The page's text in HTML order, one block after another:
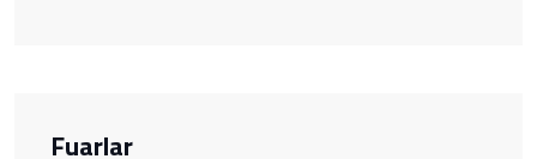
Fuarlar